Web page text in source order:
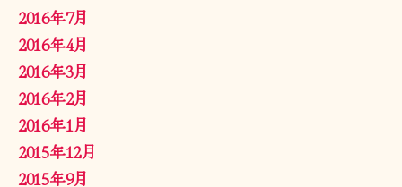
2016年7月
2016年4月
2016年3月
2016年2月
2016年1月
2015年12月
2015年9月